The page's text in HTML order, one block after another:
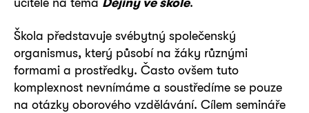
Škola představuje svébytný společenský
organismus, který působí na žáky různými
formami a prostředky. Často ovšem tuto
komplexnost nevnímáme a soustředíme se pouze
na otázky oborového vzdělávání. Cílem semináře